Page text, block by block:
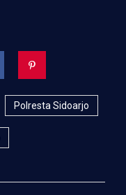
Polresta Sidoarjo